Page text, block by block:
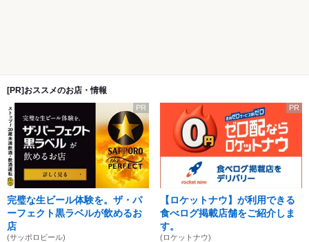
[PR]おススメのお店・情報
PR
完璧な生ビール体験を。ザ・パ
ーフェクト黒ラベルが飲めるお
店
(サッポロビール)
PR
【ロケットナウ】が利用できる
食べログ掲載店舗をご紹介しま
す。
(ロケットナウ)